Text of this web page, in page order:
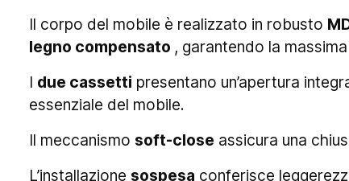
Il corpo del mobile è realizzato in robusto
legno compensato , garantendo la
I due cassetti presentano un’apertura
essenziale del mobile.
Il meccanismo soft-close assicura una
L’installazione sospesa conferisce